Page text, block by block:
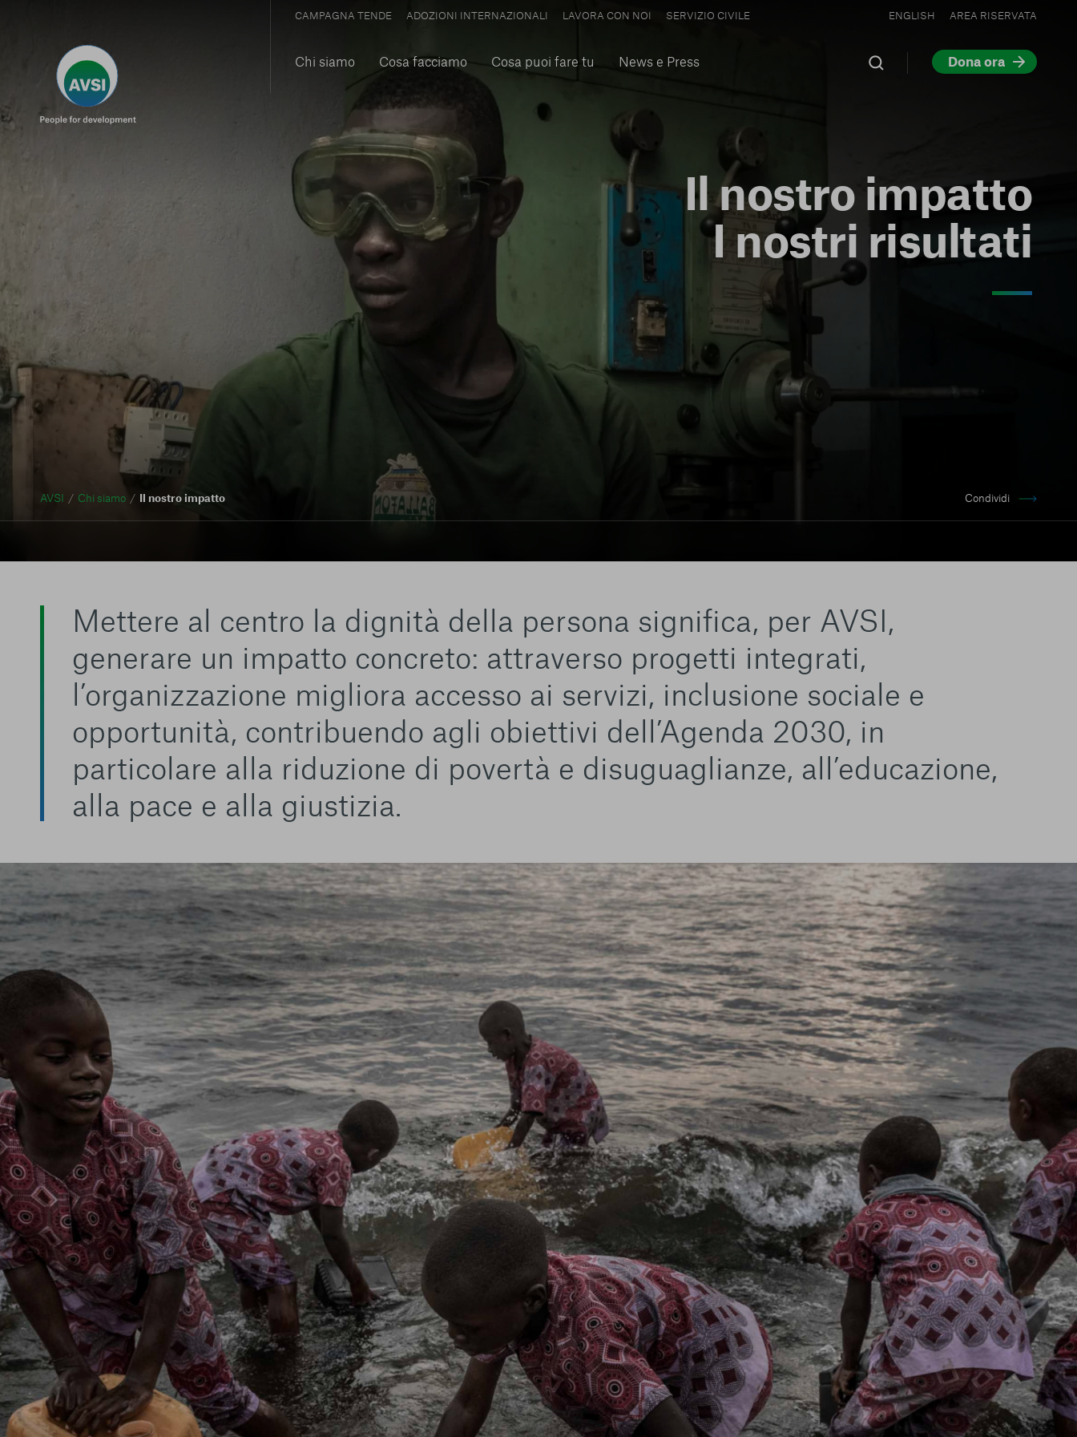
Chi siamo Cosa facciamo Cosa puoi fare tu News e Press Dona ora
CAMPAGNA TENDE ADOZIONI INTERNAZIONALI LAVORA CON NOI SERVIZIO CIVILE ENGLISH AREA RISERVATA
Il nostro impatto
I nostri risultati
AVSI Chi siamo Il nostro impatto Condividi
Mettere al centro la dignità della persona significa, per AVSI,
generare un impatto concreto: attraverso progetti integrati,
l’organizzazione migliora accesso ai servizi, inclusione sociale e
opportunità, contribuendo agli obiettivi dell’Agenda 2030, in
particolare alla riduzione di povertà e disuguaglianze, all’educazione,
alla pace e alla giustizia.